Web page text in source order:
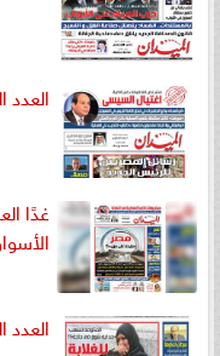
العدد
غدًا
العدد